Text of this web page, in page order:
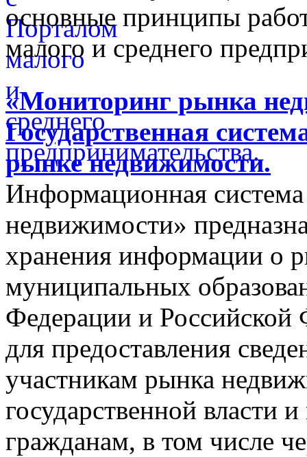
основные принципы
малого и среднего
«Мониторинг рынка
Государственная
рынке недвижимости.
Информационная
недвижимости»
хранения информации о
муниципальных
Федерации и Российской
для предоставления
участникам рынка
государственной власти
гражданам, в том числе